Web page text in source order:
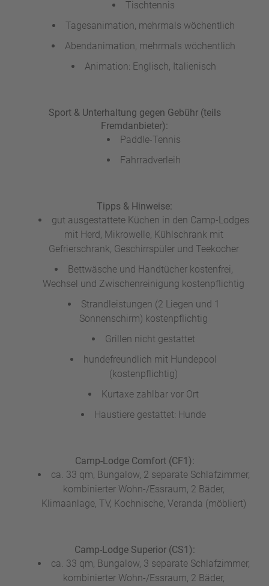
Tischtennis
Tagesanimation, mehrmals wöchentlich
Abendanimation, mehrmals wöchentlich
Animation: Englisch, Italienisch
Sport & Unterhaltung gegen Gebühr (teils
Fremdanbieter):
Paddle-Tennis
Fahrradverleih
Tipps & Hinweise:
gut ausgestattete Küchen in den Camp-Lodges
mit Herd, Mikrowelle, Kühlschrank mit
Gefrierschrank, Geschirrspüler und Teekocher
Bettwäsche und Handtücher kostenfrei,
Wechsel und Zwischenreinigung kostenpflichtig
Strandleistungen (2 Liegen und 1
Sonnenschirm) kostenpflichtig
Grillen nicht gestattet
hundefreundlich mit Hundepool
(kostenpflichtig)
Kurtaxe zahlbar vor Ort
Haustiere gestattet: Hunde
Camp-Lodge Comfort (CF1):
ca. 33 qm, Bungalow, 2 separate Schlafzimmer,
kombinierter Wohn-/Essraum, 2 Bäder,
Klimaanlage, TV, Kochnische, Veranda (möbliert)
Camp-Lodge Superior (CS1):
ca. 33 qm, Bungalow, 3 separate Schlafzimmer,
kombinierter Wohn-/Essraum, 2 Bäder,